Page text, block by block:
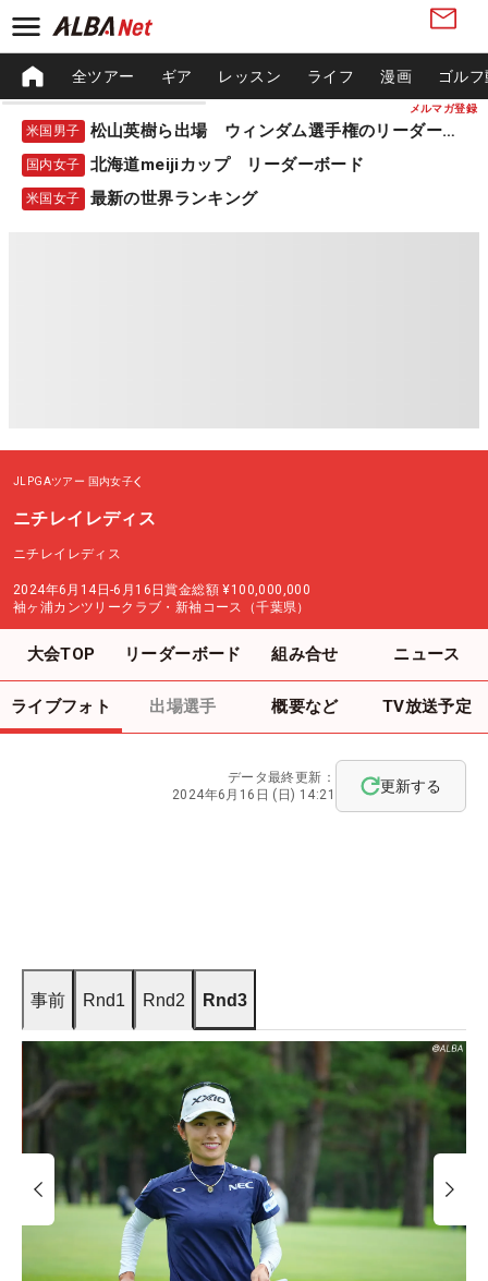
メルマガ登録
全ツアー ギア レッスン ライフ 漫画 ゴル
米国男子 松山英樹ら出場 ウィンダム選手権のリーダーボード
国内女子 北海道meijiカップ リーダーボード
米国女子 最新の世界ランキング
JLPGAツアー 国内女子
ニチレイレディス
ニチレイレディス
2024年6月14日-6月16日賞金総額 ¥100,000,000
袖ヶ浦カンツリークラブ・新袖コース（千葉県）
大会TOP リーダーボード 組み合せ ニュース
ライブフォト 出場選手 概要など TV放送予定
データ最終更新：
2024年6月16日 (日) 14:21
更新する
事前 Rnd1 Rnd2 Rnd3